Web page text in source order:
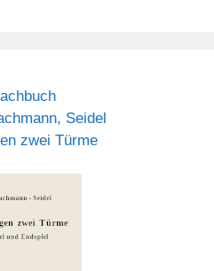
Seidel
zwei Türme